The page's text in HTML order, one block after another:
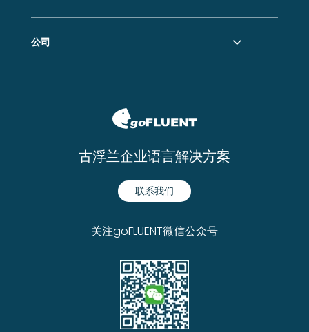
公司
古浮兰企业语言解决方案
联系我们
关注goFLUENT微信公众号